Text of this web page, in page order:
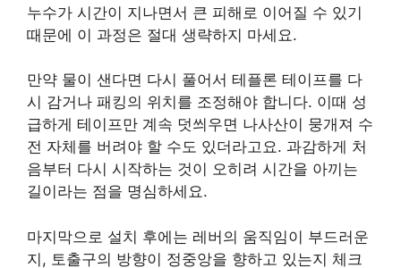
누수가 시간이 지나면서 큰 피해로 이어질 수 있기
때문에 이 과정은 절대 생략하지 마세요.
만약 물이 샌다면 다시 풀어서 테플론 테이프를 다
시 감거나 패킹의 위치를 조정해야 합니다. 이때 성
급하게 테이프만 계속 덧씌우면 나사산이 뭉개져 수
전 자체를 버려야 할 수도 있더라고요. 과감하게 처
음부터 다시 시작하는 것이 오히려 시간을 아끼는
길이라는 점을 명심하세요.
마지막으로 설치 후에는 레버의 움직임이 부드러운
지, 토출구의 방향이 정중앙을 향하고 있는지 체크